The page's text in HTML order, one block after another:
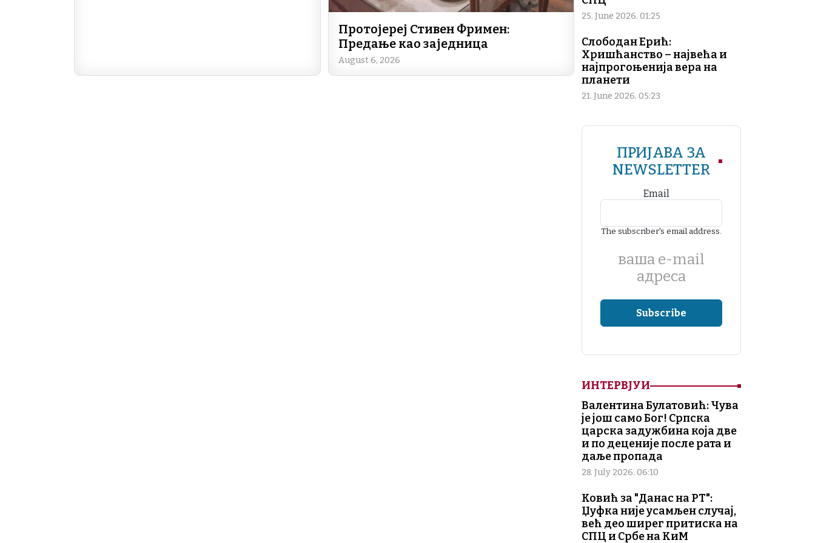
Протојереј Стивен Фримен:
Предање као заједница
August 6, 2026
25. June 2026. 01:25
Слободан Ерић:
Хришћанство – највећа и
најпрогоњенија вера на
планети
21. June 2026. 05:23
ПРИЈАВА ЗА
NEWSLETTER
Email
The subscriber's email address.
ваша е-mail
адреса
ИНТЕРВЈУИ
Валентина Булатовић: Чува
је још само Бог! Српска
царска задужбина која две
и по деценије после рата и
даље пропада
28. July 2026. 06:10
Ковић за "Данас на РТ":
Џуфка није усамљен случај,
већ део ширег притиска на
СПЦ и Србе на КиМ